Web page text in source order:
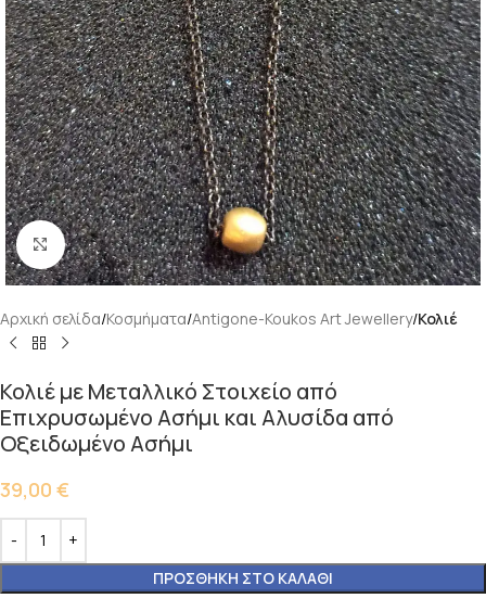
Κάντε κλικ για μεγέθυνση
Αρχική σελίδα Κοσμήματα Antigone-Koukos Art Jewellery Κολιέ
Κολιέ με Μεταλλικό Στοιχείο από
Επιχρυσωμένο Ασήμι και Αλυσίδα από
Οξειδωμένο Ασήμι
39,00 €
ΠΡΟΣΘΉΚΗ ΣΤΟ ΚΑΛΆΘΙ